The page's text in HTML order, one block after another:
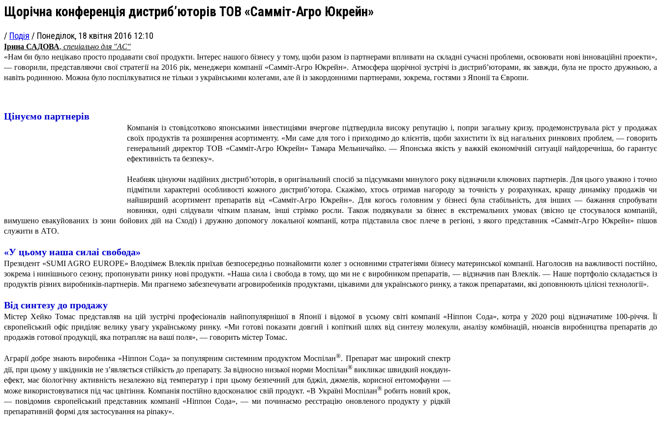
Щорічна конференція дистриб’юторів ТОВ «Самміт-Агро Юкрейн»
/ Подія / Понеділок, 18 квітня 2016 12:10
Ірина САДОВА, спеціально для "АС"
«Нам би було нецікаво просто продавати свої продукти. Інтерес нашого бізнесу у тому, щоби разом із партнерами впливати на складні сучасні проблеми, освоювати нові інноваційні проекти»,
— говорили, представляючи свої стратегії на 2016 рік, менеджери компанії «Самміт-Агро Юкрейн». Атмосфера щорічної зустрічі із дистриб’юторами, як завжди, була не просто дружньою, а
навіть родинною. Можна було поспілкуватися не тільки з українськими колегами, але й із закордонними партнерами, зокрема, гостями з Японії та Європи.
Цінуємо партнерів
Компанія із стовідсотково японськими інвестиціями вчергове підтвердила високу репутацію і, попри загальну кризу, продемонструвала ріст у продажах
своїх продуктів та розширення асортименту. «Ми саме для того і приходимо до клієнтів, щоби захистити їх від нагальних ринкових проблем, — говорить
генеральний директор ТОВ «Самміт-Агро Юкрейн» Тамара Мельничайко. — Японська якість у важкій економічній ситуації найдоречніша, бо гарантує
ефективність та безпеку».
Неабияк цінуючи надійних дистриб’юторів, в оригінальний спосіб за підсумками минулого року відзначили ключових партнерів. Для цього уважно і точно
підмітили характерні особливості кожного дистриб’ютора. Скажімо, хтось отримав нагороду за точність у розрахунках, кращу динаміку продажів чи
найширший асортимент препаратів від «Самміт-Агро Юкрейн». Для когось головним у бізнесі була стабільність, для інших — бажання спробувати
новинки, одні слідували чітким планам, інші стрімко росли. Також подякували за бізнес в екстремальних умовах (звісно це стосувалося компаній,
вимушено евакуйованих із зони бойових дій на Сході) і дружню допомогу локальної компанії, котра підставила своє плече в регіоні, з якого представник «Самміт-Агро Юкрейн» пішов
служити в АТО.
«У цьому наша силаі свобода»
Президент «SUMI AGRO EUROPE» Влодзімеж Влеклік приїхав безпосередньо познайомити колег з основними стратегіями бізнесу материнської компанії. Наголосив на важливості постійно,
зокрема і нинішнього сезону, пропонувати ринку нові продукти. «Наша сила і свобода в тому, що ми не є виробником препаратів, — відзначив пан Влеклік. — Наше портфоліо складається із
продуктів різних виробників-партнерів. Ми прагнемо забезпечувати агровиробників продуктами, цікавими для українського ринку, а також препаратами, які доповнюють цілісні технології».
Від синтезу до продажу
Містер Хейко Томас представляв на цій зустрічі професіоналів найпопулярнішої в Японії і відомої в усьому світі компанії «Ніппон Сода», котра у 2020 році відзначатиме 100-річчя. Її
європейський офіс приділяє велику увагу українському ринку. «Ми готові показати довгий і копіткий шлях від синтезу молекули, аналізу комбінацій, нюансів виробництва препаратів до
продажів готової продукції, яка потрапляє на ваші поля», — говорить містер Томас.
Аграрії добре знають виробника «Ніппон Сода» за популярним системним продуктом Моспілан®. Препарат має широкий спектр
дії, при цьому у шкідників не з’являється стійкість до препарату. За відносно низької норми Моспілан® викликає швидкий нокдаун-
ефект, має біологічну активність незалежно від температур і при цьому безпечний для бджіл, джмелів, корисної ентомофауни —
може використовуватися під час цвітіння. Компанія постійно вдосконалює свій продукт. «В Україні Моспілан® робить новий крок,
— повідомив європейський представник компанії «Ніппон Сода», — ми починаємо реєстрацію оновленого продукту у рідкій
препаративній формі для застосування на ріпаку».